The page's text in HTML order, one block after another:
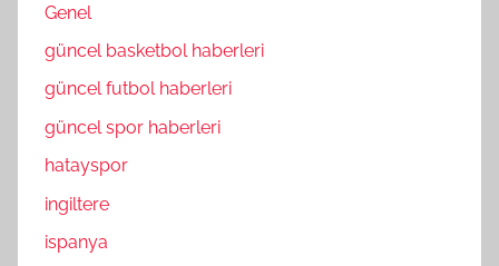
Genel
güncel basketbol haberleri
güncel futbol haberleri
güncel spor haberleri
hatayspor
ingiltere
ispanya